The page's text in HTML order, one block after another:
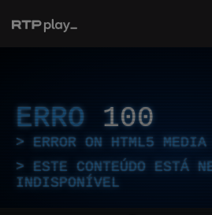
ERRO 100
ERROR ON HTML5 MEDIA
ESTE CONTEÚDO ESTÁ
INDISPONÍVEL